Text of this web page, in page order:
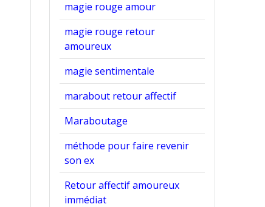
magie rouge amour
magie rouge retour
amoureux
magie sentimentale
marabout retour affectif
Maraboutage
méthode pour faire revenir
son ex
Retour affectif amoureux
immédiat